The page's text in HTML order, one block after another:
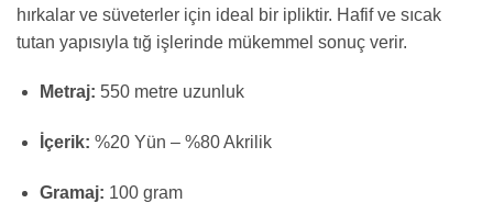
hırkalar ve süveterler için ideal bir ipliktir. Hafif ve sıcak
tutan yapısıyla tığ işlerinde mükemmel sonuç verir.
Metraj: 550 metre uzunluk
İçerik: %20 Yün – %80 Akrilik
Gramaj: 100 gram